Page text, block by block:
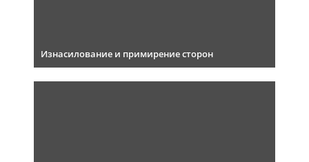
Изнасилование и примирение сторон